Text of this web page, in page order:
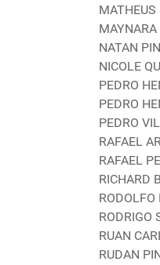
MATHEUS
NATAN
NICOLE
PEDRO
PEDRO
PEDRO
RAFAEL
RAFAEL
RICHARD
RODOLFO
RODRIGO
RUAN
RUDAN